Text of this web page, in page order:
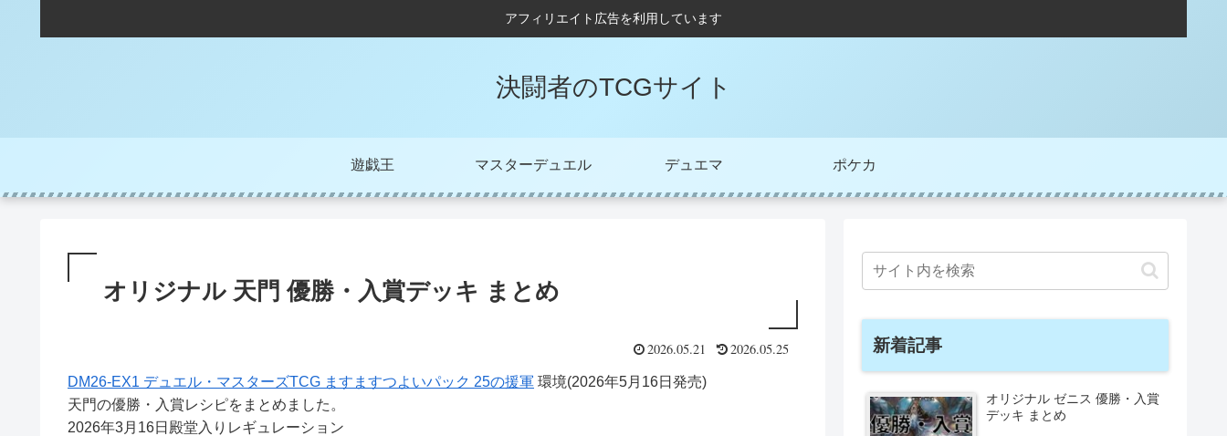
アフィリエイト広告を利用しています
決闘者のTCGサイト
遊戯王 マスターデュエル デュエマ ポケカ
オリジナル 天門 優勝・入賞デッキ まとめ
2026.05.21 2026.05.25
DM26-EX1 デュエル・マスターズTCG ますますつよいパック 25の援軍 環境(2026年5月16日発売)
天門の優勝・入賞レシピをまとめました。
2026年3月16日殿堂入りレギュレーション
新着記事
オリジナル ゼニス 優勝・入賞
デッキ まとめ